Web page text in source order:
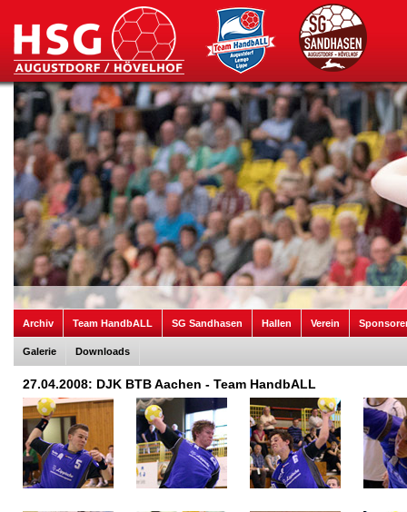
Archiv Team HandbALL SG Sandhasen Hallen Verein
Galerie Downloads
27.04.2008: DJK BTB Aachen - Team HandbALL